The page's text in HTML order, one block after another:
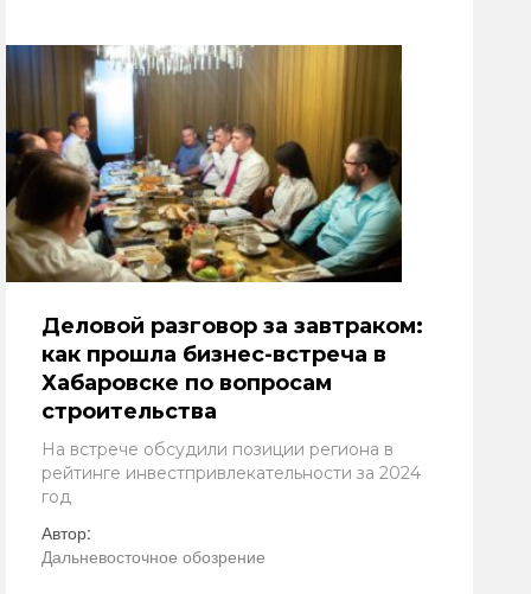
Деловой разговор за завтраком:
как прошла бизнес-встреча в
Хабаровске по вопросам
строительства
На встрече обсудили позиции региона в
рейтинге инвестпривлекательности за 2024
год
Автор:
Дальневосточное обозрение